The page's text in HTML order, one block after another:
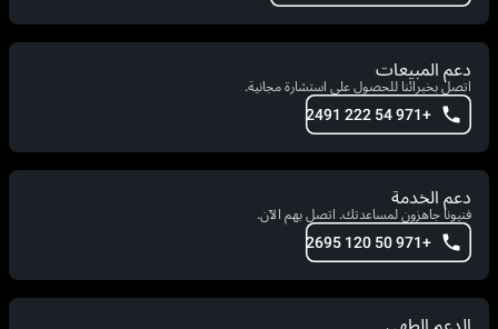
دعم المبيعات
اتصل بخبرائنا للحصول على استشارة مجانية.
+971 54 222 2491
دعم الخدمة
فنيونا جاهزون لمساعدتك. اتصل بهم الآن.
+971 50 120 2695